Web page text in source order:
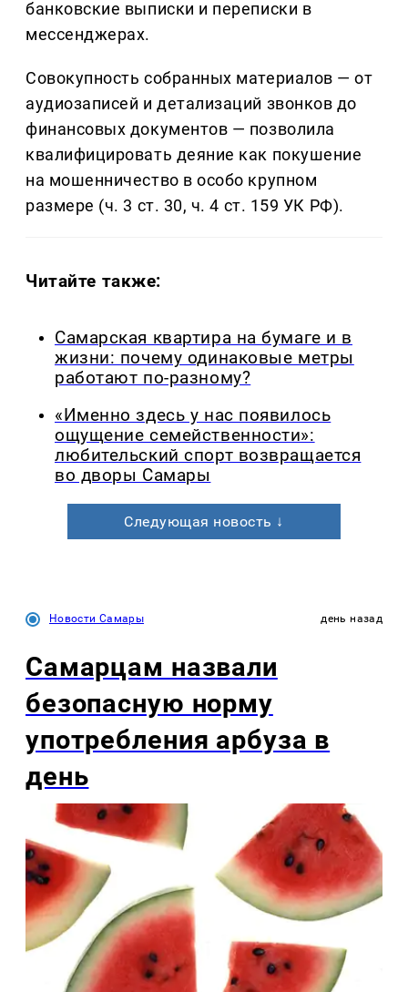
банковские выписки и переписки в
мессенджерах.
Совокупность собранных материалов — от
аудиозаписей и детализаций звонков до
финансовых документов — позволила
квалифицировать деяние как покушение
на мошенничество в особо крупном
размере (ч. 3 ст. 30, ч. 4 ст. 159 УК РФ).
Читайте также:
Самарская квартира на бумаге и в
жизни: почему одинаковые метры
работают по-разному?
«Именно здесь у нас появилось
ощущение семейственности»:
любительский спорт возвращается
во дворы Самары
Следующая новость ↓
Новости Самары день назад
Самарцам назвали
безопасную норму
употребления арбуза в
день